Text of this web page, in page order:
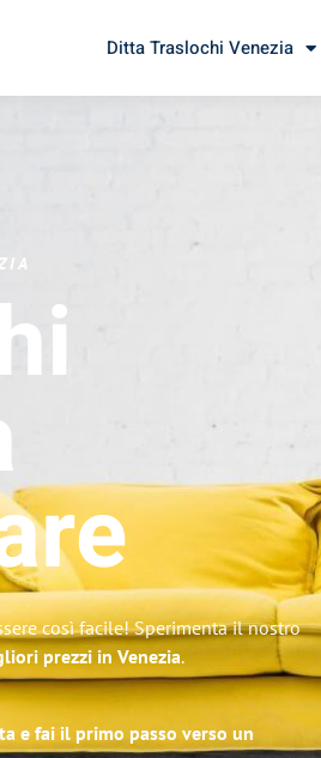
Ditta Traslochi Venezia
così facile! Sperimenta il nostro
prezzi in Venezia.
e fai il primo passo verso un